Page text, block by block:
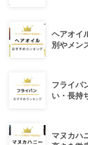
ヘアオイ
別やメン
フライパ
い・長持
マヌカハ